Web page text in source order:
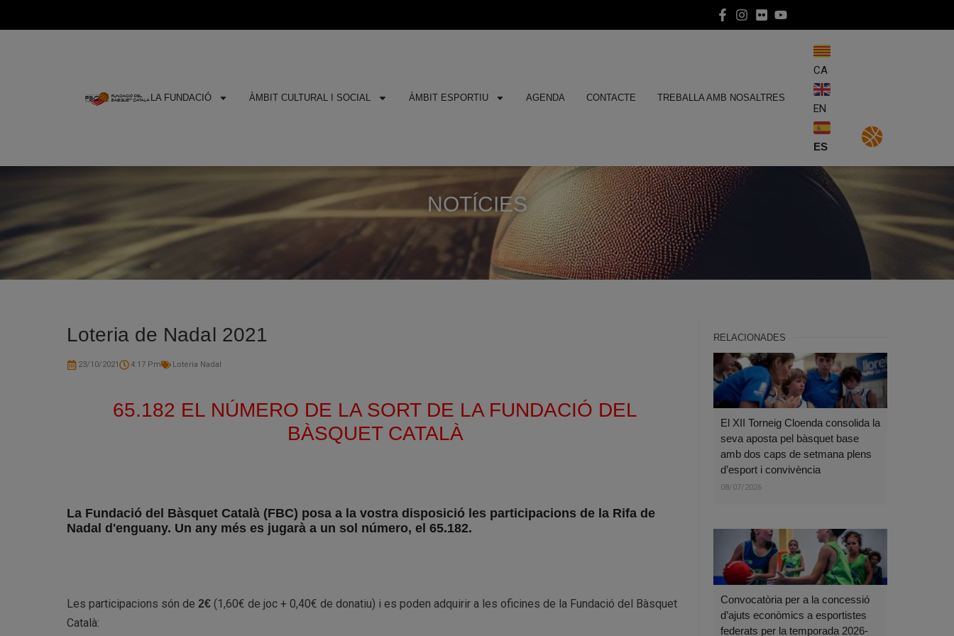
LA FUNDACIÓ ÀMBIT CULTURAL I SOCIAL ÀMBIT ESPORTIU AGENDA CONTACTE TREBALLA AMB NOSALTRES
CA
EN
ES
NOTÍCIES
Loteria de Nadal 2021
23/10/2021 4:17 Pm Loteria Nadal
65.182 EL NÚMERO DE LA SORT DE LA FUNDACIÓ DEL
BÀSQUET CATALÀ
La Fundació del Bàsquet Català (FBC) posa a la vostra disposició les participacions de la Rifa de
Nadal d'enguany. Un any més es jugarà a un sol número, el 65.182.
Les participacions són de2€ (1,60€ de joc + 0,40€ de donatiu) i es poden adquirir a les oficines de la Fundació del Bàsquet
Català:
RELACIONADES
El XII Torneig Cloenda consolida la
seva aposta pel bàsquet base
amb dos caps de setmana plens
d’esport i convivència
08/07/2026
Convocatòria per a la concessió
d’ajuts econòmics a esportistes
federats per la temporada 2026-